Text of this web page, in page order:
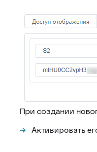
При создании
Активировать